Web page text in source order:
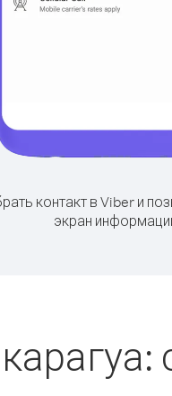
контакт в Viber и
экран